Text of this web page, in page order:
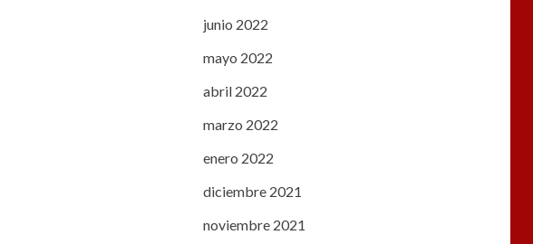
junio 2022
mayo 2022
abril 2022
marzo 2022
enero 2022
diciembre 2021
noviembre 2021